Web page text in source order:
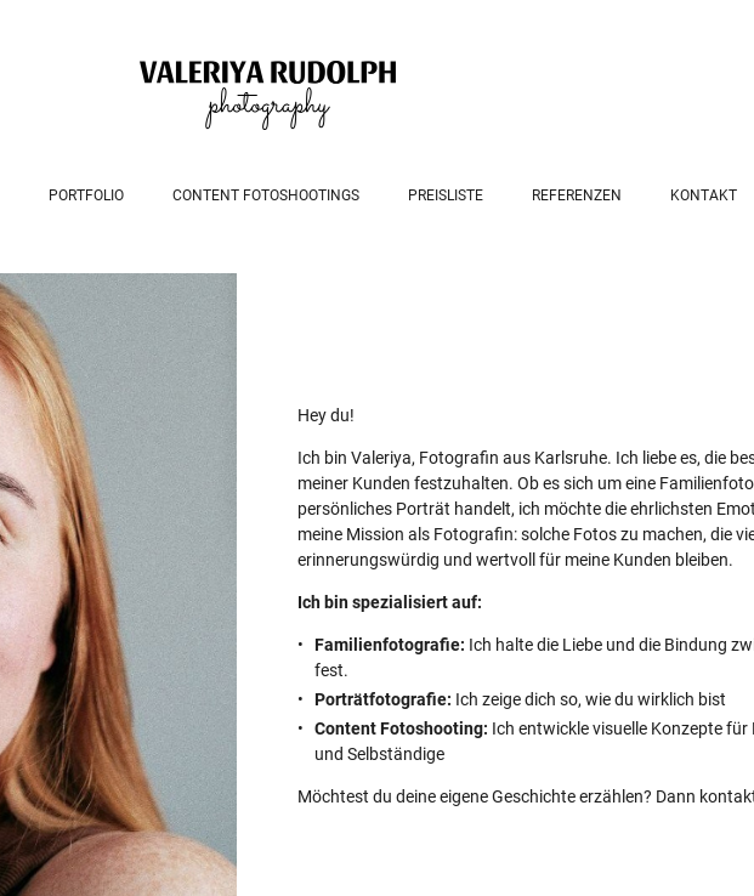
PORTFOLIO CONTENT FOTOSHOOTINGS PREISLISTE REFERENZEN KONTAKT
Hey du!
Ich bin Valeriya, Fotografin aus Karlsruhe. Ich liebe es, die
meiner Kunden festzuhalten. Ob es sich um eine
persönliches Porträt handelt, ich möchte die ehrlichsten
meine Mission als Fotografin: solche Fotos zu machen, die
erinnerungswürdig und wertvoll für meine Kunden bleiben.
Ich bin spezialisiert auf:
Familienfotografie: Ich halte die Liebe und die Bindung
fest.
Porträtfotografie: Ich zeige dich so, wie du wirklich bist
Content Fotoshooting: Ich entwickle visuelle Konzepte für
und Selbständige
Möchtest du deine eigene Geschichte erzählen? Dann